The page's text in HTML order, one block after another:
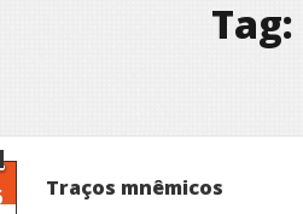
Tag:
Traços mnêmicos